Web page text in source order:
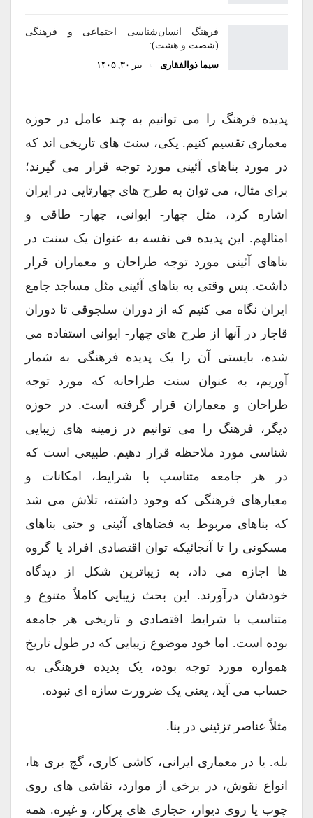
فرهنگ انسان‌شناسی اجتماعی و فرهنگی
(شصت و هشت):…
سیما ذوالفقاری
تیر ۳۰, ۱۴۰۵
پدیده فرهنگ را می توانیم به چند عامل در حوزه
معماری تقسیم کنیم. یکی، سنت های تاریخی اند که
در مورد بناهای آئینی مورد توجه قرار می گیرند؛
برای مثال، می توان به طرح های چهارتایی در ایران
اشاره کرد، مثل چهار- ایوانی، چهار- طاقی و
امثالهم. این پدیده فی نفسه به عنوان یک سنت در
بناهای آئینی مورد توجه طراحان و معماران قرار
داشت. پس وقتی به بناهای آئینی مثل مساجد جامع
ایران نگاه می کنیم که از دوران سلجوقی تا دوران
قاجار در آنها از طرح های چهار- ایوانی استفاده می
شده، بایستی آن را یک پدیده فرهنگی به شمار
آوریم، به عنوان سنت طراحانه که مورد توجه
طراحان و معماران قرار گرفته است. در حوزه
دیگر، فرهنگ را می توانیم در زمینه های زیبایی
شناسی مورد ملاحظه قرار دهیم. طبیعی است که
در هر جامعه متناسب با شرایط، امکانات و
معیارهای فرهنگی که وجود داشته، تلاش می شد
که بناهای مربوط به فضاهای آئینی و حتی بناهای
مسکونی را تا آنجائیکه توان اقتصادی افراد یا گروه
ها اجازه می داد، به زیباترین شکل از دیدگاه
خودشان درآورند. این بحث زیبایی کاملاً متنوع و
متناسب با شرایط اقتصادی و تاریخی هر جامعه
بوده است. اما خود موضوع زیبایی که در طول تاریخ
همواره مورد توجه بوده، یک پدیده فرهنگی به
حساب می آید، یعنی یک ضرورت سازه ای نبوده.
مثلاً عناصر تزئینی در بنا.
بله. یا در معماری ایرانی، کاشی کاری، گچ بری ها،
انواع نقوش، در برخی از موارد، نقاشی های روی
چوب یا روی دیوار، حجاری های پرکار، و غیره. همه